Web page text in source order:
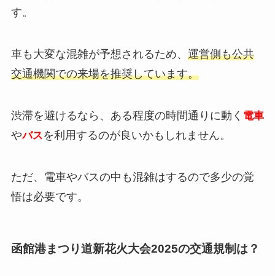
す。
車も大変な混雑が予想されるため、 運営側も公共
交通機関での来場を推奨しています。
渋滞を避けるなら、ある程度の時間通りに動く 電車
やバスを利用するのが良いかもしれません。
ただ、電車やバスの中も混雑はするので多少の覚
悟は必要です。
函館港まつり道新花火大会2025の交通規制は？